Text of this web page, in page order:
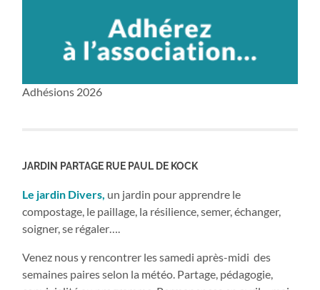
Adhésions 2026
JARDIN PARTAGE RUE PAUL DE KOCK
Le jardin Divers, un jardin pour apprendre le
compostage, le paillage, la résilience, semer, échanger,
soigner, se régaler….
Venez nous y rencontrer les samedi après-midi des
semaines paires selon la météo. Partage, pédagogie,